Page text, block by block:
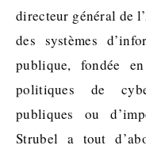
directeur général de
des systèmes
publique, fondée
politiques de
publiques ou
Strubel a tout